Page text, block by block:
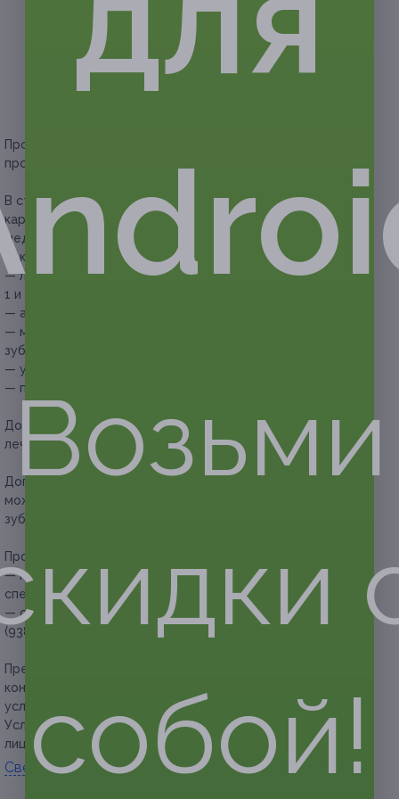
видами насадок, которые подбираются
индивидуально для каждого пациента (для
аккуратного дробления камней);
— чистка вращающимися щеточками в сочетании
со специальной пастой (это позволяет очистить
Продолжительность всего комплекса медицинских
процедур составляет 40 минут.
В стоимость купона на комплексную процедуру лечения
кариеса и установки пломбы входят следующие
медицинские услуги:
— консультация и осмотр врачом-стоматологом;
— лечение кариеса первичного поражения зуба
1 и 2 средней степени сложности;
— анестезия;
— механическая и медикаментозная обработка полости
зуба;
— установка пломбы;
— полировка пломбы.
Дополнительное преимущество:
скидка на дальнейшее
лечение в течение двух месяцев.
Дополнительные медицинские процедуры, которые
можно приобрести при необходимости:
зуба.
Прочие условия:
— купон не распространяется на другие
спецпредложения клиники;
— обязательна предварительная запись по телефонам: +7
(938) 877-00-00, +7 (918) 499-90-10.
Предупреждаем о необходимости получения
консультации у врача-специалиста по оказываемым
услугам и противопоказаниям.
Услуга предоставляется только совершеннолетним
лицам.
Свернуть
Возьми
собой!